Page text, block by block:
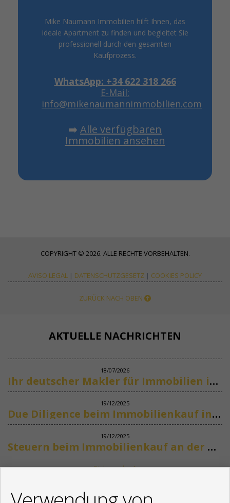
Mike Naumann Immobilien hilft Ihnen, das
ideale Apartment zu finden und begleitet Sie
professionell durch den gesamten
Kaufprozess.
WhatsApp: +34 622 318 266
E-Mail:
info@mikenaumannimmobilien.com
➡️ Alle verfügbaren
Immobilien ansehen
COPYRIGHT © 2026. ALLE RECHTE VORBEHALTEN.
AVISO LEGAL | DATENSCHUTZGESETZ | COOKIES POLICY
ZURÜCK NACH OBEN
AKTUELLE NACHRICHTEN
18/07/2026
Ihr deutscher Makler für Immobilien in Marbella
19/12/2025
Due Diligence beim Immobilienkauf in Spanien
19/12/2025
Steuern beim Immobilienkauf an der Costa del Sol
Siehe mehr